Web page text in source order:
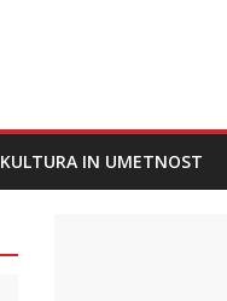
KULTURA IN UMETNOST